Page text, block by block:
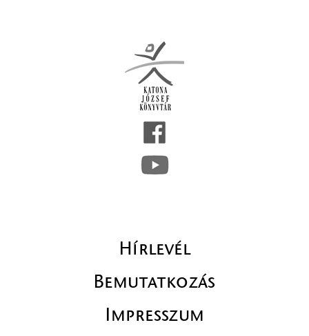
Hírlevél
Bemutatkozás
Impresszum